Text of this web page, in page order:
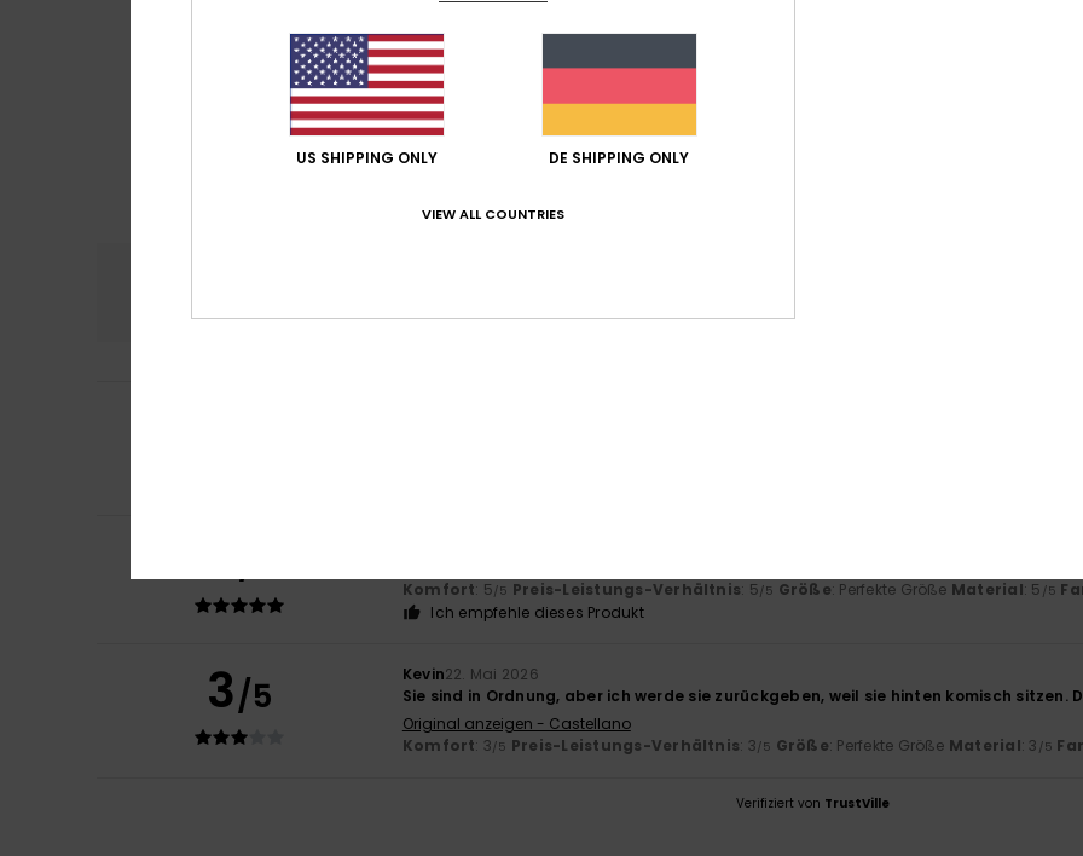
Komfort: 5/5 Preis-Leistungs-Verhältnis: 5/5 Größe: Perfekte Größe Material: 5 /5
Ich empfehle dieses Produkt
3/5 Kevin22. Mai 2026
Sie sind in Ordnung, aber ich werde sie zurückgeben, weil sie hinten komisch sitzen.
Original anzeigen - Castellano
Komfort: 3/5 Preis-Leistungs-Verhältnis: 3/5 Größe: Perfekte Größe Material: 3 /5
Verifiziert von TrustVille
US SHIPPING ONLY DE SHIPPING ONLY
VIEW ALL COUNTRIES